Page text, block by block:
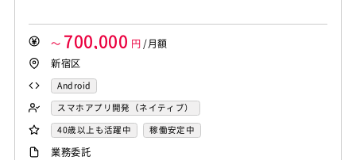
～ 700,000 円 /月額
新宿区
Android
スマホアプリ開発（ネイティブ）
40歳以上も活躍中
稼働安定中
業務委託